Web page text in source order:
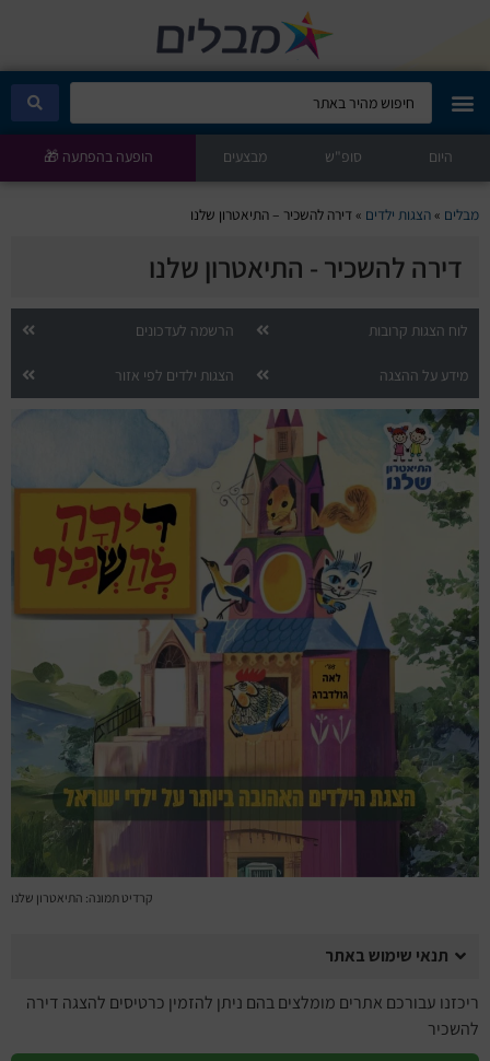
מבלים קלאב
הופעות היום
סטנדאפ
הצגות ילדים
הופעות חיות
הצגות תיאטרון
מחזות זמר
מחול ובלט
קונצרטים
הרצאות
סרטים
חופשה והופעה
היום סופ"ש מבצעים הופעה בהפתעה 🎁
מבלים »הצגות ילדים » דירה להשכיר – התיאטרון שלנו
דירה להשכיר - התיאטרון שלנו
לוח הצגות קרובות הרשמה לעדכונים
מידע על ההצגה הצגות ילדים לפי אזור
קרדיט תמונה: התיאטרון שלנו
תנאי שימוש באתר
ריכזנו עבורכם אתרים מומלצים בהם ניתן להזמין כרטיסים להצגה דירה
להשכיר